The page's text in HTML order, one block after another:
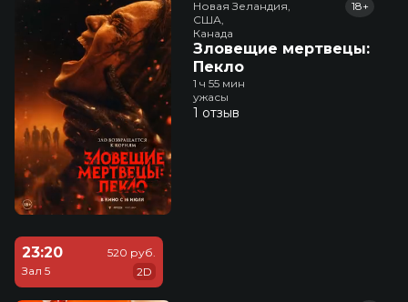
Новая Зеландия,
США,
Канада
Зловещие мертвецы:
Пекло
18+
1 ч 55 мин
ужасы
1 отзыв
23:20
Зал 5
520 руб.
2D